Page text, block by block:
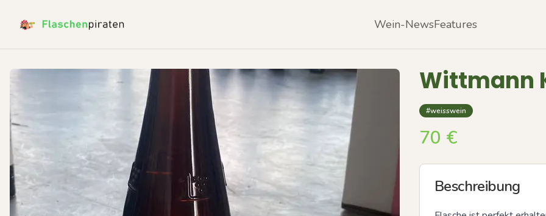
Wein-NewsFeatures
Wittmann
#weisswein
70 €
Beschreibung